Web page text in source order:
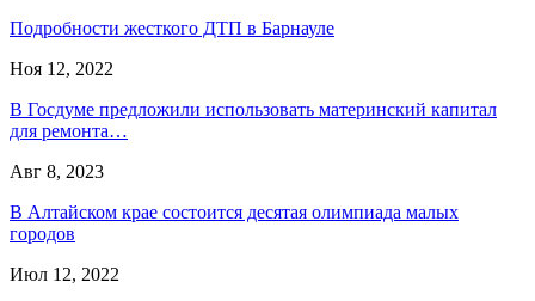
Подробности жесткого ДТП в Барнауле
Ноя 12, 2022
В Госдуме предложили использовать материнский капитал
для ремонта…
Авг 8, 2023
В Алтайском крае состоится десятая олимпиада малых
городов
Июл 12, 2022